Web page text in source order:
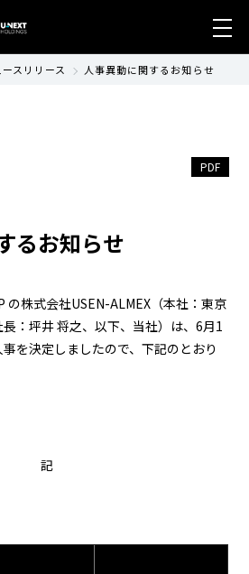
スリリース 人事異動に関するお知らせ
PDF
るお知らせ
の株式会社USEN-ALMEX（本社：東京
：坪井 将之、以下、当社）は、6月1
を決定しましたので、下記のとおり
記